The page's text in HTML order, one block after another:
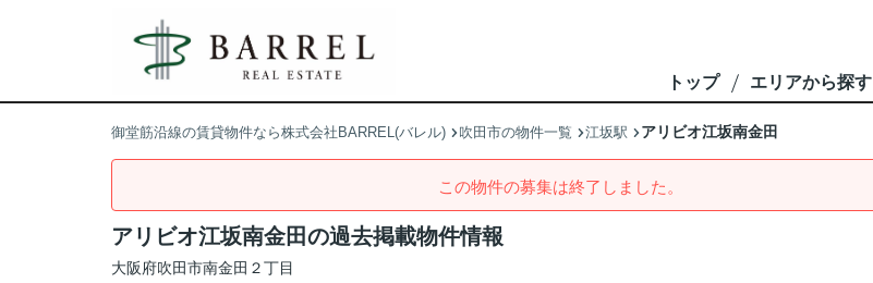
トップ エリアから探す
御堂筋沿線の賃貸物件なら株式会社BARREL(バレル) 吹田市の物件一覧 江坂駅 アリビオ江坂南金田
この物件の募集は終了しました。
アリビオ江坂南金田の過去掲載物件情報
大阪府吹田市南金田 ２丁目